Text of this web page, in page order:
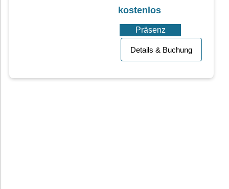
kostenlos
Präsenz
Details & Buchung